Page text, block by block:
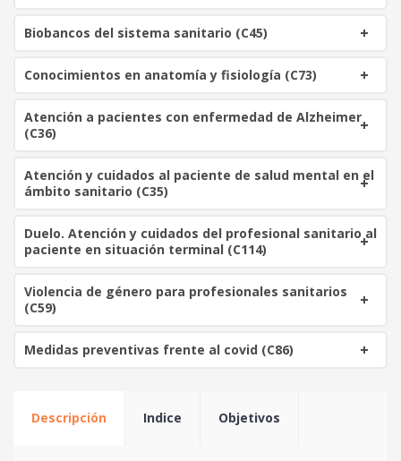
a
3
€
e
:
.
Biobancos del sistema sanitario (C45)
Conocimientos en anatomía y fisiología (C73)
Atención a pacientes con enfermedad de Alzheimer
(C36)
Atención y cuidados al paciente de salud mental en el
ámbito sanitario (C35)
Duelo. Atención y cuidados del profesional sanitario al
paciente en situación terminal (C114)
Violencia de género para profesionales sanitarios
(C59)
Medidas preventivas frente al covid (C86)
Descripción Indice Objetivos